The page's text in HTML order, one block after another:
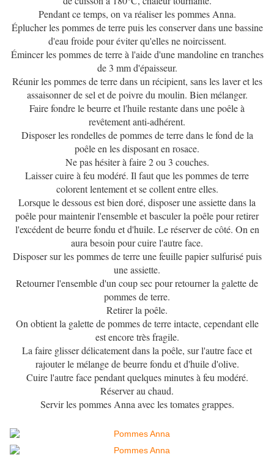
Pendant ce temps, on va réaliser les pommes Anna.
Éplucher les pommes de terre puis les conserver dans une bassine
d'eau froide pour éviter qu'elles ne noircissent.
Émincer les pommes de terre à l'aide d'une mandoline en tranches
de 3 mm d'épaisseur.
Réunir les pommes de terre dans un récipient, sans les laver et les
assaisonner de sel et de poivre du moulin. Bien mélanger.
Faire fondre le beurre et l'huile restante dans une poêle à
revêtement anti-adhérent.
Disposer les rondelles de pommes de terre dans le fond de la
poêle en les disposant en rosace.
Ne pas hésiter à faire 2 ou 3 couches.
Laisser cuire à feu modéré. Il faut que les pommes de terre
colorent lentement et se collent entre elles.
Lorsque le dessous est bien doré, disposer une assiette dans la
poêle pour maintenir l'ensemble et basculer la poêle pour retirer
l'excédent de beurre fondu et d'huile. Le réserver de côté. On en
aura besoin pour cuire l'autre face.
Disposer sur les pommes de terre une feuille papier sulfurisé puis
une assiette.
Retourner l'ensemble d'un coup sec pour retourner la galette de
pommes de terre.
Retirer la poêle.
On obtient la galette de pommes de terre intacte, cependant elle
est encore très fragile.
La faire glisser délicatement dans la poêle, sur l'autre face et
rajouter le mélange de beurre fondu et d'huile d'olive.
Cuire l'autre face pendant quelques minutes à feu modéré.
Réserver au chaud.
Servir les pommes Anna avec les tomates grappes.